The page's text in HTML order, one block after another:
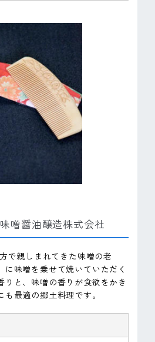
噌醤油醸造株式会社
で親しまれてきた味噌の老
に味噌を乗せて焼いていただく
りと、味噌の香りが食欲をかき
最適の郷土料理です。